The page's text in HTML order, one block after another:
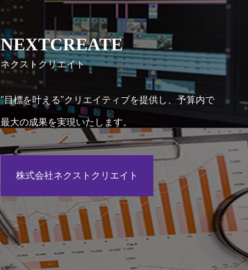
NEXTCREATE
ネクストクリエイト
"目標を叶える"クリエイティブを提供し、予算内で
最大の成果を実現いたします。
株式会社ネクストクリエイト